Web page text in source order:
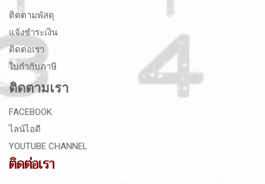
ติดตามพัสดุ
แจ้งชำระเงิน
ติดต่อเรา
ใบกำกับภาษี
ติดตามเรา
FACEBOOK
ไลน์ไอดี
YOUTUBE CHANNEL
ติดต่อเรา